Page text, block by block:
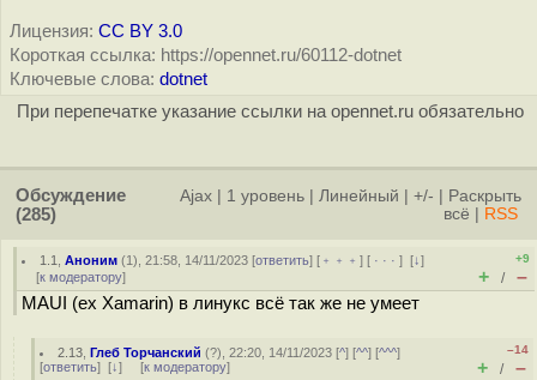
Лицензия: CC BY 3.0
Короткая ссылка: https://opennet.ru/60112-dotnet
Ключевые слова: dotnet
При перепечатке указание ссылки на opennet.ru обязательно
Обсуждение
(285)
Ajax 1 уровень Линейный +/-
Раскрыть
всё
RSS
1.1 ,Аноним (1), 21:58, 14/11/2023 [ответить] [ ﹢﹢﹢] [ · · ·][↓]
[к модератору]
+9
+ / –
MAUI (ex Xamarin) в линукс всё так же не умеет
2.13 ,Глеб Торчанский (?), 22:20, 14/11/2023 [^] [^^] [^^^]
[ответить] [↓] [к модератору]
–14
+ / –